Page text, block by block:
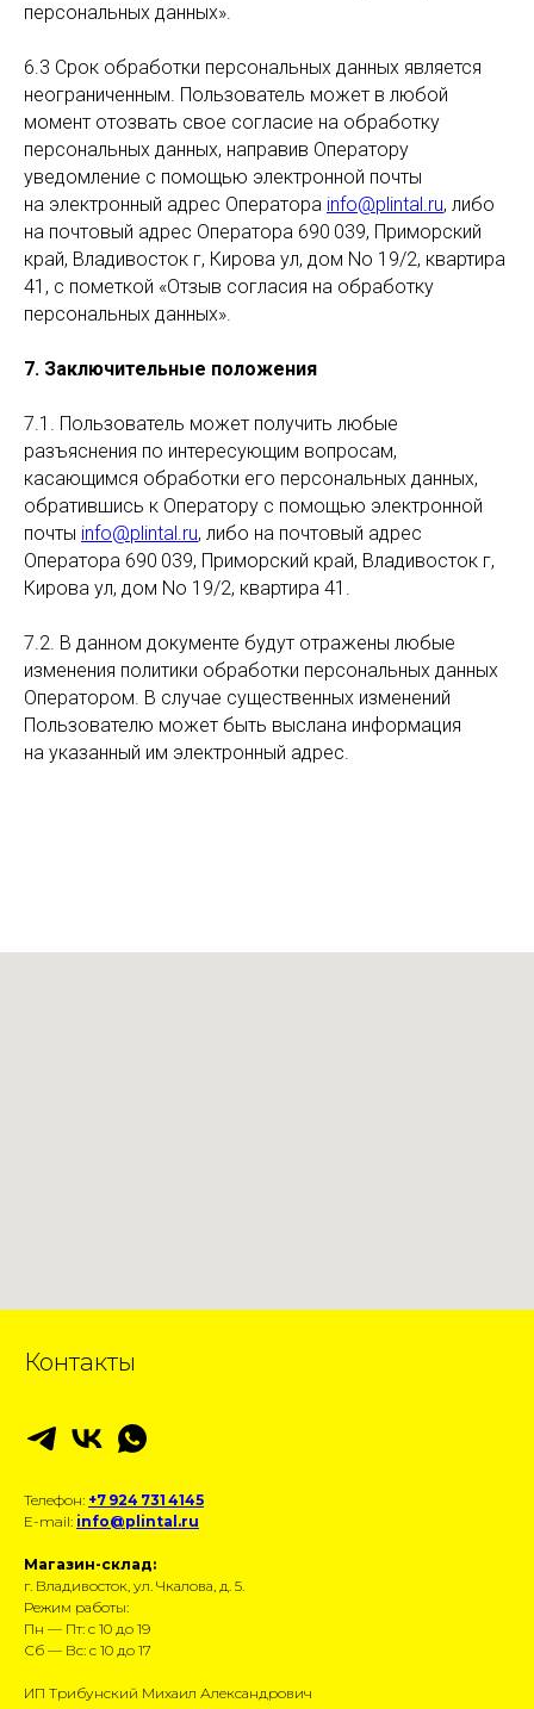
персональных данных».
6.3 Срок обработки персональных данных является
неограниченным. Пользователь может в любой
момент отозвать свое согласие на обработку
персональных данных, направив Оператору
уведомление с помощью электронной почты
на электронный адрес Оператора info@plintal.ru, либо
на почтовый адрес Оператора 690 039, Приморский
край, Владивосток г, Кирова ул, дом No 19/2, квартира
41, с пометкой «Отзыв согласия на обработку
персональных данных».
7. Заключительные положения
7.1. Пользователь может получить любые
разъяснения по интересующим вопросам,
касающимся обработки его персональных данных,
обратившись к Оператору с помощью электронной
почты info@plintal.ru, либо на почтовый адрес
Оператора 690 039, Приморский край, Владивосток г,
Кирова ул, дом No 19/2, квартира 41.
7.2. В данном документе будут отражены любые
изменения политики обработки персональных данных
Оператором. В случае существенных изменений
Пользователю может быть выслана информация
на указанный им электронный адрес.
Контакты
Телефон: +7 924 731 4145
E-mail: info@plintal.ru
Магазин-склад:
г. Владивосток, ул. Чкалова, д. 5.
Режим работы:
Пн — Пт: с 10 до 19
Сб — Вс: с 10 до 17
ИП Трибунский Михаил Александрович